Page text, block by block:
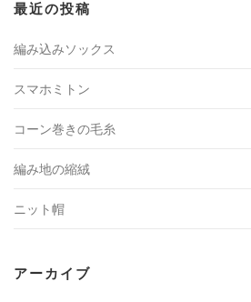
最近の投稿
編み込みソックス
スマホミトン
コーン巻きの毛糸
編み地の縮絨
ニット帽
アーカイブ